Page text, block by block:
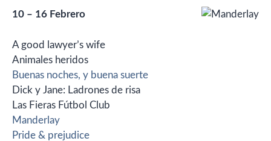
10 – 16 Febrero
A good lawyer’s wife
Animales heridos
Buenas noches, y buena suerte
Dick y Jane: Ladrones de risa
Las Fieras Fútbol Club
Manderlay
Pride & prejudice